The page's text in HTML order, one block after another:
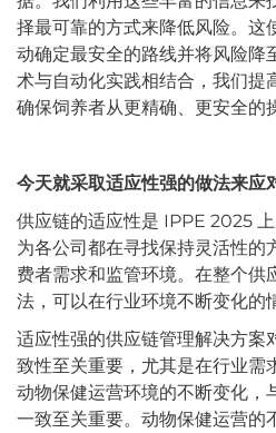
择最可靠的方式来降低风险。这
动确定最安全的路线并将风险降
术与自动化实践相结合，我们提
确保饲养者从更精确、更安全的
今天就采取适应性强的做法来应
供应链的适应性是 IPPE 2025
为各公司都在寻找保持灵活性的
费者需求和监管环境。在整个供
法，可以在行业环境不断变化的
适应性强的供应链管理解决方案
致性至关重要，尤其是在行业需
动物保健运营环境的不断变化，
一致至关重要。动物保健运营的